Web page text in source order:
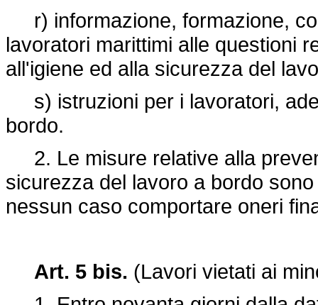
r) informazione, formazione,
lavoratori marittimi alle questioni
all'igiene ed alla sicurezza del
s) istruzioni per i lavoratori,
bordo.
2. Le misure relative alla
sicurezza del lavoro a bordo
nessun caso comportare oneri
Art. 5 bis. (Lavori vietati ai